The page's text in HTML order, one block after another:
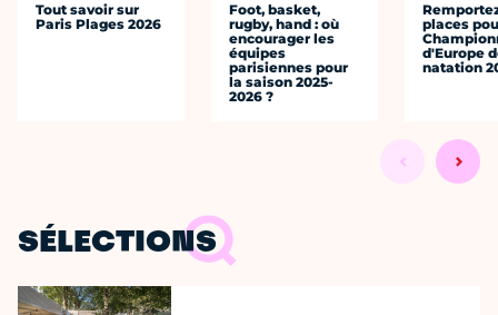
Tout savoir sur
Paris Plages 2026
Foot, basket,
rugby, hand : où
encourager les
équipes
parisiennes pour
la saison 2025-
2026 ?
places
d'Europe
natation
SÉLECTIONS